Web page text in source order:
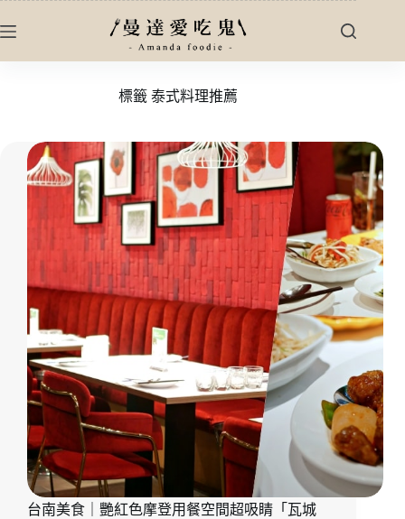
至
標籤 泰式料理推薦
台南美食｜艷紅色摩登用餐空間超吸睛「瓦城